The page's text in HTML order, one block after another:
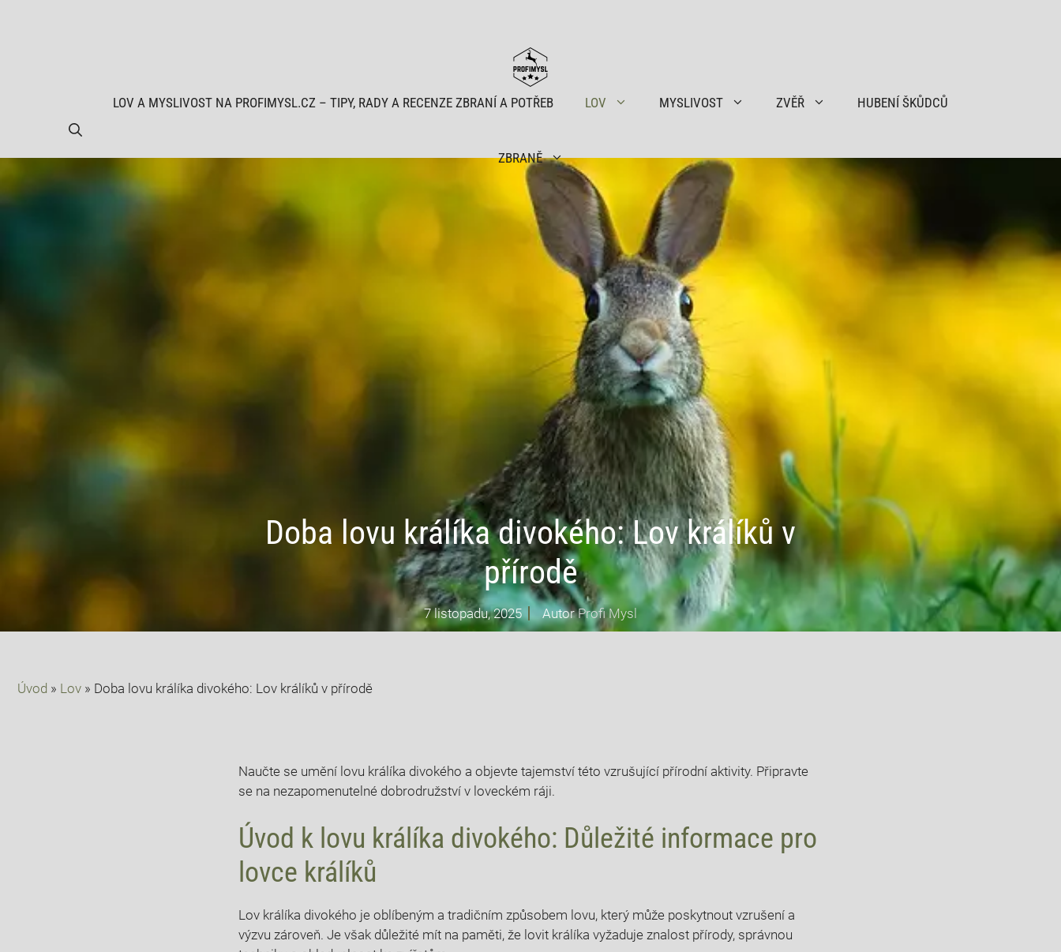
LOV A MYSLIVOST NA PROFIMYSL.CZ – TIPY, RADY A RECENZE ZBRANÍ A POTŘEB LOV MYSLIVOST ZVĚŘ HUBENÍ ŠKŮDCŮ
ZBRANĚ
Doba lovu králíka divokého: Lov králíků v
přírodě
7 listopadu, 2025 AutorProfi Mysl
Úvod » Lov » Doba lovu králíka divokého: Lov králíků v přírodě
Naučte se umění lovu králíka divokého a objevte tajemství této vzrušující přírodní aktivity. Připravte
se na nezapomenutelné dobrodružství v loveckém​ ráji.
Úvod k lovu králíka divokého: Důležité⁢ informace pro
lovce králíků
Lov králíka divokého je oblíbeným a tradičním⁣ způsobem lovu, který může poskytnout vzrušení a
výzvu zároveň. Je však důležité mít ⁤na ‌paměti, že lovit králíka vyžaduje znalost přírody, správnou